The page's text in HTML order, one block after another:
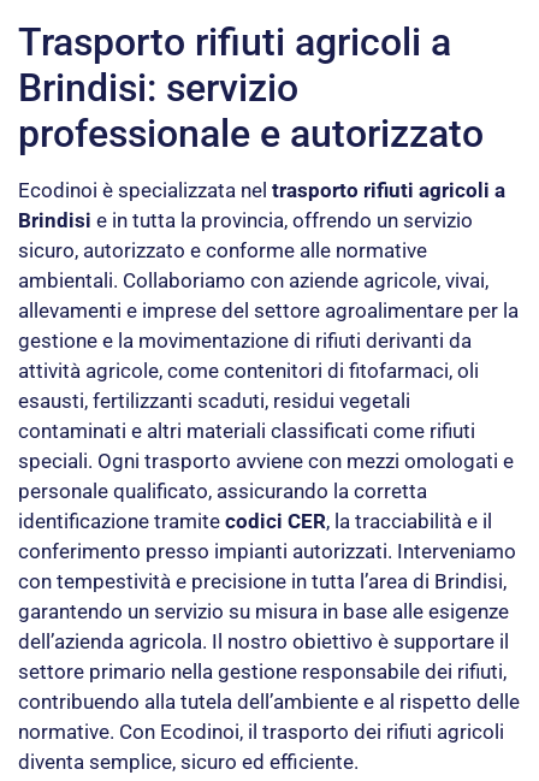
Trasporto rifiuti agricoli a
Brindisi: servizio
professionale e autorizzato
Ecodinoi è specializzata nel trasporto rifiuti agricoli a
Brindisi e in tutta la provincia, offrendo un servizio
sicuro, autorizzato e conforme alle normative
ambientali. Collaboriamo con aziende agricole, vivai,
allevamenti e imprese del settore agroalimentare per la
gestione e la movimentazione di rifiuti derivanti da
attività agricole, come contenitori di fitofarmaci, oli
esausti, fertilizzanti scaduti, residui vegetali
contaminati e altri materiali classificati come rifiuti
speciali. Ogni trasporto avviene con mezzi omologati e
personale qualificato, assicurando la corretta
identificazione tramite codici CER, la tracciabilità e il
conferimento presso impianti autorizzati. Interveniamo
con tempestività e precisione in tutta l’area di Brindisi,
garantendo un servizio su misura in base alle esigenze
dell’azienda agricola. Il nostro obiettivo è supportare il
settore primario nella gestione responsabile dei rifiuti,
contribuendo alla tutela dell’ambiente e al rispetto delle
normative. Con Ecodinoi, il trasporto dei rifiuti agricoli
diventa semplice, sicuro ed efficiente.